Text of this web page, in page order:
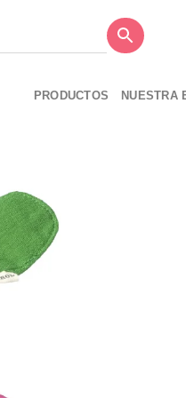
PRODUCTOS NUESTRA